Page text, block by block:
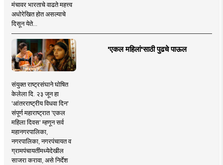
मंचावर भारताचे वाढते महत्त्व
अधोरेखित होत असल्याचे
दिसून येते...
'एकल महिलां'साठी पुढचे पाऊल
संयुक्त राष्ट्रसंघाने घोषित
केलेला दि. २३ जून हा
'आंतरराष्ट्रीय विधवा दिन'
संपूर्ण महाराष्ट्रात 'एकल
महिला दिवस' म्हणून सर्व
महानगरपालिका,
नगरपालिका, नगरपंचायत व
ग्रामपंचायतींमध्येदेखील
साजरा करावा, असे निर्देश